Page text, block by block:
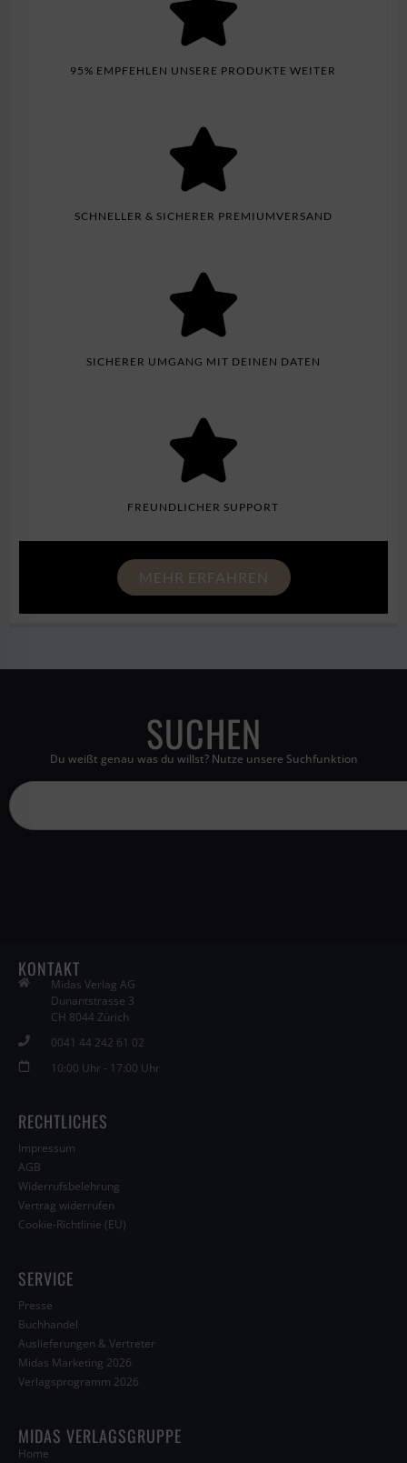
95% EMPFEHLEN UNSERE PRODUKTE WEITER
SCHNELLER & SICHERER PREMIUMVERSAND
SICHERER UMGANG MIT DEINEN DATEN
FREUNDLICHER SUPPORT
MEHR ERFAHREN
SUCHEN
Du weißt genau was du willst? Nutze unsere Suchfunktion
KONTAKT
Midas Verlag AG
Dunantstrasse 3
CH 8044 Zürich
0041 44 242 61 02
10:00 Uhr - 17:00 Uhr
RECHTLICHES
Impressum
AGB
Widerrufsbelehrung
Vertrag widerrufen
Cookie-Richtlinie (EU)
SERVICE
Presse
Buchhandel
Auslieferungen & Vertreter
Midas Marketing 2026
Verlagsprogramm 2026
MIDAS VERLAGSGRUPPE
Home